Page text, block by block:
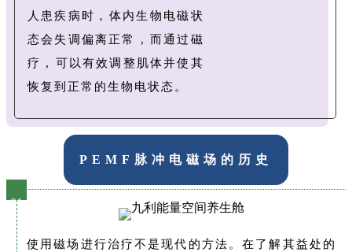
人患疾病时，体内生物电磁状
态会失调偏离正常 , 而通过磁
疗 , 可以有效调整肌体并使其
恢复到正常的生物电状态。
PEMF脉冲电磁场的历史
01
使用磁场进行治疗不是现代的方法。在了解其益处的